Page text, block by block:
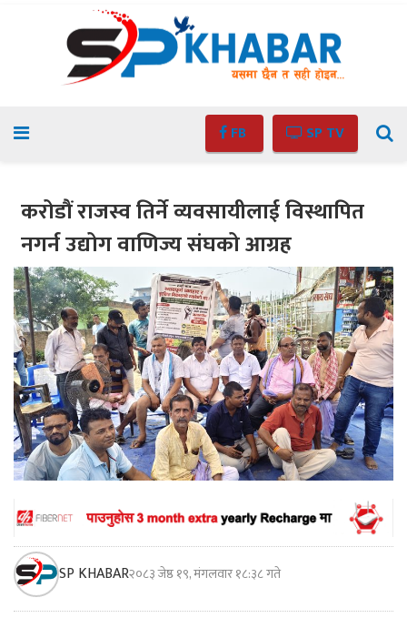
FB SP TV
करोडौं राजस्व तिर्ने व्यवसायीलाई विस्थापित
नगर्न उद्योग वाणिज्य संघको आग्रह
SP KHABAR२०८३ जेष्ठ १९, मंगलवार १८:३८ गते